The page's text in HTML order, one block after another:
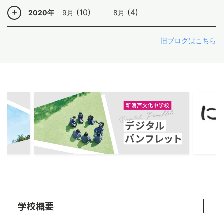
2020年 9月 (10) 8月 (4)
旧ブログはこちら
学校概要